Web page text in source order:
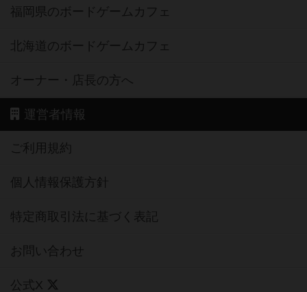
福岡県のボードゲームカフェ
北海道のボードゲームカフェ
オーナー・店長の方へ
運営者情報
ご利用規約
個人情報保護方針
特定商取引法に基づく表記
お問い合わせ
公式X